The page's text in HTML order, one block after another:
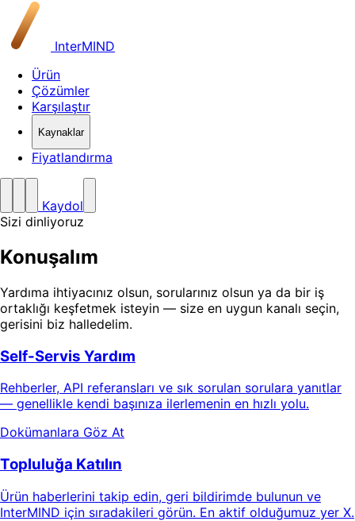
InterMIND
Ürün
Çözümler
Karşılaştır
Kaynaklar
Fiyatlandırma
Kaydol
Sizi dinliyoruz
Konuşalım
Yardıma ihtiyacınız olsun, sorularınız olsun ya da bir iş
ortaklığı keşfetmek isteyin — size en uygun kanalı seçin,
gerisini biz halledelim.
Self-Servis Yardım
Rehberler, API referansları ve sık sorulan sorulara yanıtlar
— genellikle kendi başınıza ilerlemenin en hızlı yolu.
Dokümanlara Göz At
Topluluğa Katılın
Ürün haberlerini takip edin, geri bildirimde bulunun ve
InterMIND için sıradakileri görün. En aktif olduğumuz yer X.